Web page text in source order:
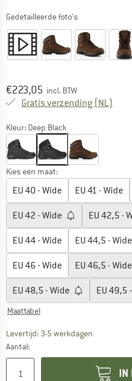
Gedetailleerde foto's
Prijs:
€223,05 incl. BTW
Gratis verzending (NL)
Kleur: Deep Black
Kies een maat:
EU 40 - Wide EU 41 - Wide
EU 42 - Wide EU 42,5 -
EU 44 - Wide EU 44,5 - Wide
EU 46 - Wide EU 46,5 - Wide
EU 48,5 - Wide EU 49,5
Maattabel
Levertijd: 3-5 werkdagen
Aantal:
IN